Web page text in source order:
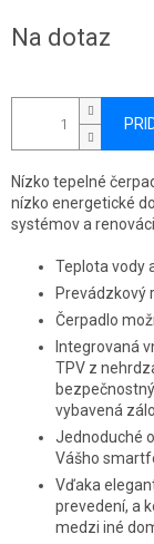
cena:
Na dotaz
Nízko tepelné
nízko energetické
systémov a
Teplota vody
Prevádzkový
Čerpadlo
Integrovaná
TPV z
vybavená
Jednoduché
Vášho
Vďaka
prevedení, a
medzi iné